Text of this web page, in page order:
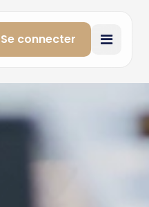
Se connecter